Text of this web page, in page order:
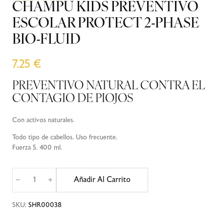
CHAMPÚ KIDS PREVENTIVO
ESCOLAR PROTECT 2-PHASE
BIO-FLUID
7.25 €
PREVENTIVO NATURAL CONTRA EL
CONTAGIO DE PIOJOS
Con activos naturales.
Todo tipo de cabellos. Uso frecuente.
Fuerza 5. 400 ml.
Añadir Al Carrito
SKU: SHR00038